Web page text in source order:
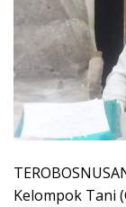
Kelompok Tani